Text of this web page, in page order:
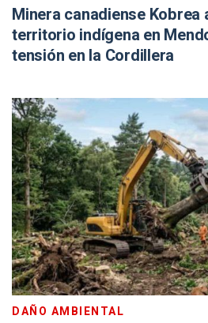
Minera canadiense Kobrea
territorio indígena en
tensión en la Cordillera
DAÑO AMBIENTAL